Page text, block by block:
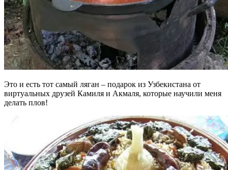
Это и есть тот самый ляган – подарок из Узбекистана от
виртуальных друзей Камиля и Акмаля, которые научили меня
делать плов!